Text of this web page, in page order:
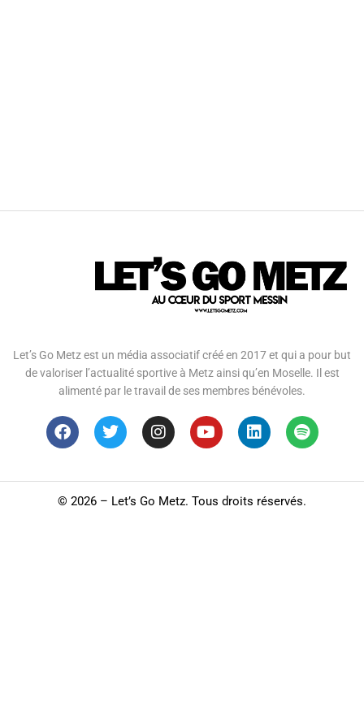
Let’s Go Metz est un média associatif créé en 2017 et qui a pour but
de valoriser l’actualité sportive à Metz ainsi qu’en Moselle. Il est
alimenté par le travail de ses membres bénévoles.
© 2026 – Let’s Go Metz. Tous droits réservés.